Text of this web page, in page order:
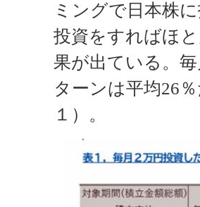
ミングで日本株
投資をすればほ
果が出ている。
ターンは平均26
１）。